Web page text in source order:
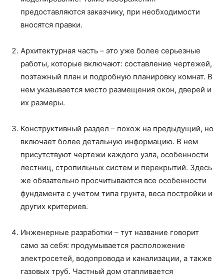
предоставляются заказчику, при необходимости
вносятся правки.
Архитектурная часть – это уже более серьезные
работы, которые включают: составление чертежей,
поэтажный план и подробную планировку комнат. В
нем указывается место размещения окон, дверей и
их размеры.
Конструктивный раздел – похож на предыдущий, но
включает более детальную информацию. В нем
присутствуют чертежи каждого узла, особенности
лестниц, стропильных систем и перекрытий. Здесь
же обязательно просчитываются все особенности
фундамента с учетом типа грунта, веса постройки и
других критериев.
Инженерные разработки – тут название говорит
само за себя: продумывается расположение
электросетей, водопровода и канализации, а также
газовых труб. Частный дом отапливается